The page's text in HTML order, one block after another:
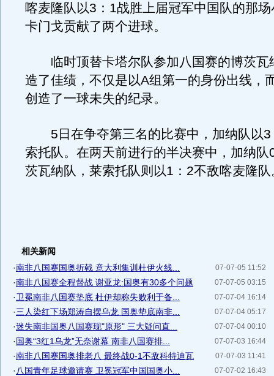
喀麦隆队以3：1战胜上届冠军中国队的那
卡门戈贡献了两个进球。
临时顶替卡塔尔队参加八国赛的博茨瓦
造了佳绩，不仅是以A组第一的身份出线，
创造了一球未失的纪录。
5日在争夺第三名的比赛中，加纳队以3
索托队。在两天前进行的半决赛中，加纳队
茨瓦纳队，莱索托队则以1：2不敌喀麦隆
相关新闻
07-07-05 11:52
·南非八国赛国奥折戟 意大利集训杜伊火线...
07-07-05 03:15
·南非八国赛全程督战 谢亚龙:国奥有30多个问题
07-07-04 16:14
·卫冕南非八国赛垫底 杜伊却称失败利于备...
07-07-04 05:17
·三人染红下场郑涛自摆乌龙 国奥垫底南非...
07-07-04 00:10
·迷失南非国奥八国赛现"原形" 三大疑问直...
07-07-03 16:44
·国奥“3红1乌龙”无奈谢幕 南非八国赛排...
07-07-03 11:41
·南非八国赛国奥排老八 最终战0-1不敌科特迪瓦
07-07-02 16:43
· 八国青年足球邀请赛 卫冕冠军中国国奥小...